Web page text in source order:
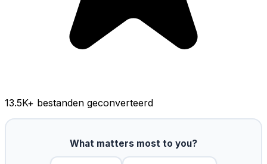
13.5K+ bestanden geconverteerd
What matters most to you?